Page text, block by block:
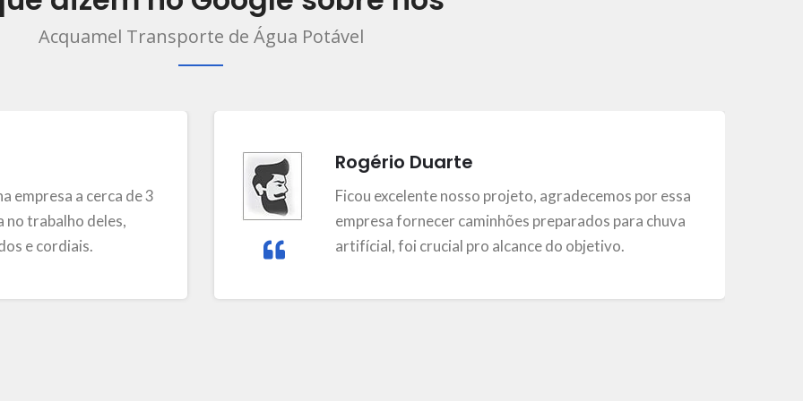
Acquamel Transporte de Água Potável
empresa a cerca de 3
no trabalho deles,
e cordiais.
Rogério Duarte
Ficou excelente nosso projeto, agradecemos por essa
empresa fornecer caminhões preparados para chuva
artifícial, foi crucial pro alcance do objetivo.